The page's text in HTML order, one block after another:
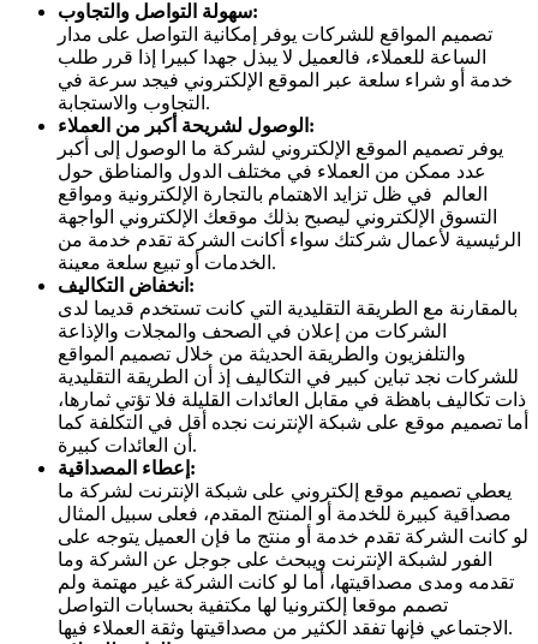
سهولة التواصل والتجاوب:
تصميم المواقع للشركات يوفر إمكانية التواصل على مدار
الساعة للعملاء، فالعميل لا يبذل جهدا كبيرا إذا قرر طلب
خدمة أو شراء سلعة عبر الموقع الإلكتروني فيجد سرعة في
التجاوب والاستجابة.
الوصول لشريحة أكبر من العملاء:
يوفر تصميم الموقع الإلكتروني لشركة ما الوصول إلى أكبر
عدد ممكن من العملاء في مختلف الدول والمناطق حول
العالم في ظل تزايد الاهتمام بالتجارة الإلكترونية ومواقع
التسوق الإلكتروني ليصبح بذلك موقعك الإلكتروني الواجهة
الرئيسية لأعمال شركتك سواء أكانت الشركة تقدم خدمة من
الخدمات أو تبيع سلعة معينة.
انخفاض التكاليف:
بالمقارنة مع الطريقة التقليدية التي كانت تستخدم قديما لدى
الشركات من إعلان في الصحف والمجلات والإذاعة
والتلفزيون والطريقة الحديثة من خلال تصميم المواقع
للشركات نجد تباين كبير في التكاليف إذ أن الطريقة التقليدية
ذات تكاليف باهظة في مقابل العائدات القليلة فلا تؤتي ثمارها،
أما تصميم موقع على شبكة الإنترنت نجده أقل في التكلفة كما
أن العائدات كبيرة.
إعطاء المصداقية:
يعطي تصميم موقع إلكتروني على شبكة الإنترنت لشركة ما
مصداقية كبيرة للخدمة أو المنتج المقدم، فعلى سبيل المثال
لو كانت الشركة تقدم خدمة أو منتج ما فإن العميل يتوجه على
الفور لشبكة الإنترنت ويبحث على جوجل عن الشركة وما
تقدمه ومدى مصداقيتها، أما لو كانت الشركة غير مهتمة ولم
تصمم موقعا إلكترونيا لها مكتفية بحسابات التواصل
الاجتماعي فإنها تفقد الكثير من مصداقيتها وثقة العملاء فيها.